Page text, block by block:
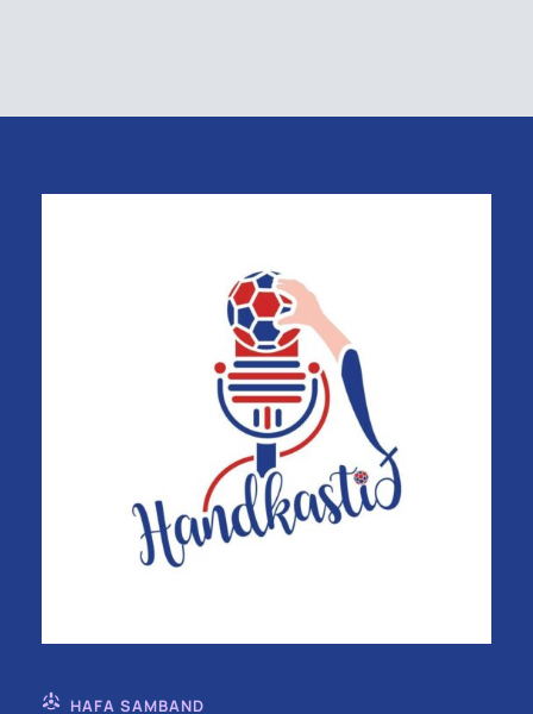
HAFA SAMBAND